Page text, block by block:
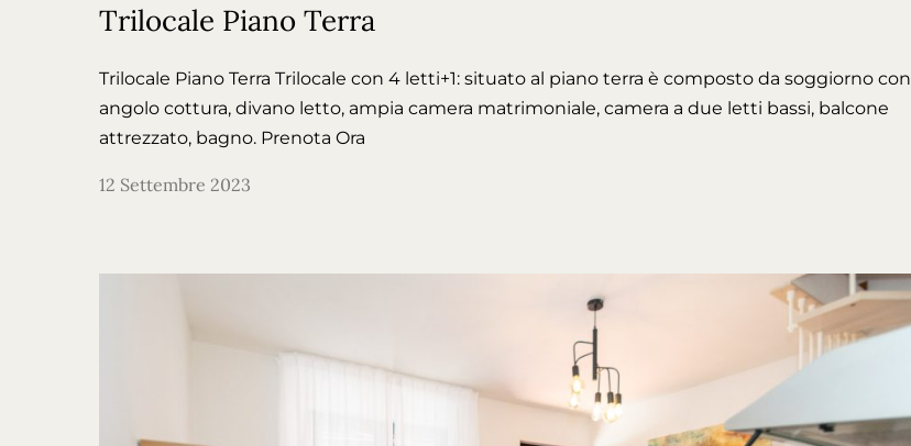
Trilocale Piano Terra
Trilocale Piano Terra Trilocale con 4 letti+1: situato al piano terra è composto da soggiorno con
angolo cottura, divano letto, ampia camera matrimoniale, camera a due letti bassi, balcone
attrezzato, bagno. Prenota Ora
12 Settembre 2023